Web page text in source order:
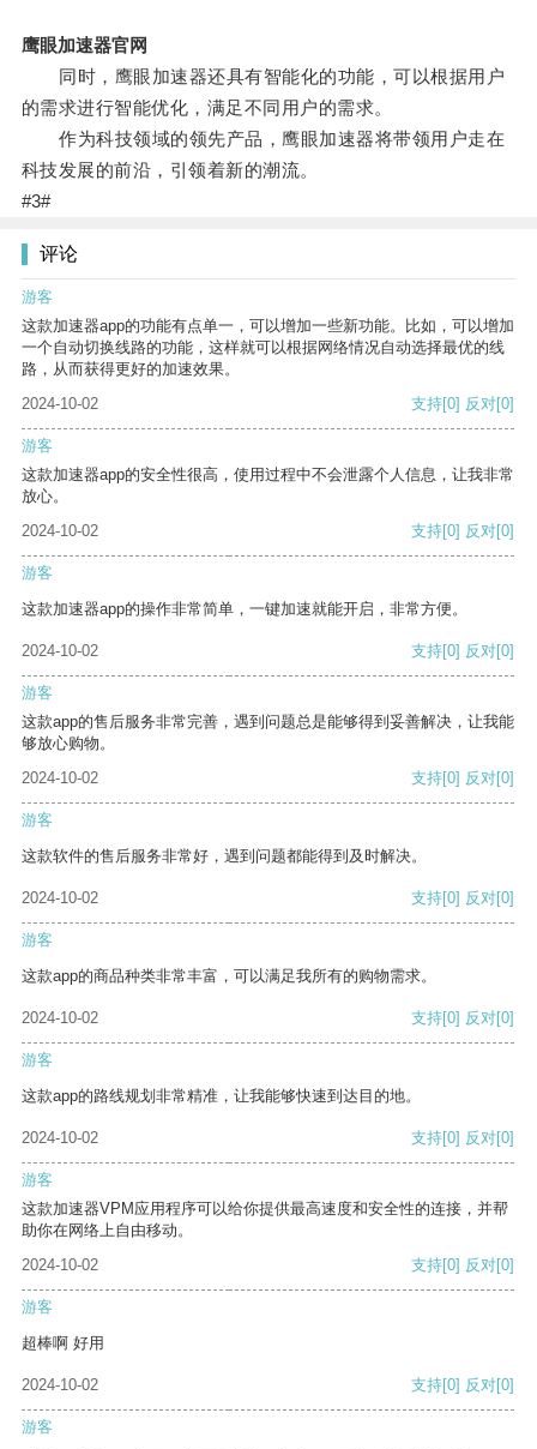
鹰眼加速器官网
同时，鹰眼加速器还具有智能化的功能，可以根据用户
的需求进行智能优化，满足不同用户的需求。
作为科技领域的领先产品，鹰眼加速器将带领用户走在
科技发展的前沿，引领着新的潮流。
#3#
评论
游客
这款加速器app的功能有点单一，可以增加一些新功能。比如，可以增加
一个自动切换线路的功能，这样就可以根据网络情况自动选择最优的线
路，从而获得更好的加速效果。
2024-10-02
支持[0] 反对[0]
游客
这款加速器app的安全性很高，使用过程中不会泄露个人信息，让我非常
放心。
2024-10-02
支持[0] 反对[0]
游客
这款加速器app的操作非常简单，一键加速就能开启，非常方便。
2024-10-02 支持[0] 反对[0]
游客
这款app的售后服务非常完善，遇到问题总是能够得到妥善解决，让我能
够放心购物。
2024-10-02
支持[0] 反对[0]
游客
这款软件的售后服务非常好，遇到问题都能得到及时解决。
2024-10-02 支持[0] 反对[0]
游客
这款app的商品种类非常丰富，可以满足我所有的购物需求。
2024-10-02 支持[0] 反对[0]
游客
这款app的路线规划非常精准，让我能够快速到达目的地。
2024-10-02 支持[0] 反对[0]
游客
这款加速器VPM应用程序可以给你提供最高速度和安全性的连接，并帮
助你在网络上自由移动。
2024-10-02
支持[0] 反对[0]
游客
超棒啊 好用
2024-10-02 支持[0] 反对[0]
游客